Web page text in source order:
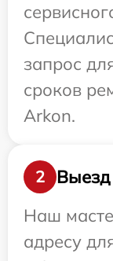
запрос
сроков
Arkon.
2
Выезд
Наш
адресу